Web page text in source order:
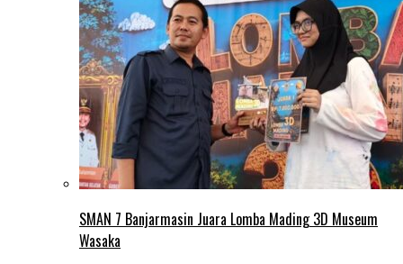
SMAN 7 Banjarmasin Juara Lomba Mading 3D Museum
Wasaka